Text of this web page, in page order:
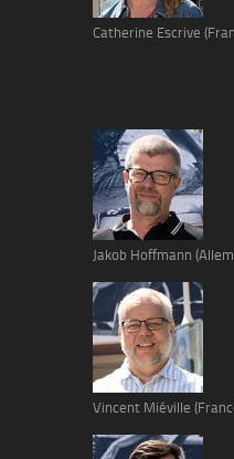
Catherine Escrive
Jakob Hoffmann
Vincent Miéville